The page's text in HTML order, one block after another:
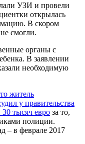
УЗИ и провели
открылась
В скором
смогли.
органы с
В заявлении
необходимую
житель
у правительства
тысяч евро за то,
полиции.
– в феврале 2017